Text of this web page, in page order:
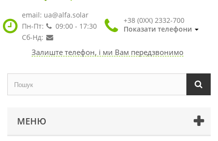
email: ua@alfa.solar
Пн-Пт:
09:00 - 17:30
Сб-Нд:
+38 (0XX) 2332-700
Показати телефони
Залиште телефон, і ми Вам передзвонимо
МЕНЮ